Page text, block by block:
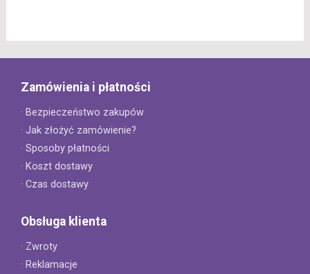
Zamówienia i płatności
· Bezpieczeństwo zakupów
· Jak złożyć zamówienie?
· Sposoby płatności
· Koszt dostawy
· Czas dostawy
Obsługa klienta
· Zwroty
· Reklamacje